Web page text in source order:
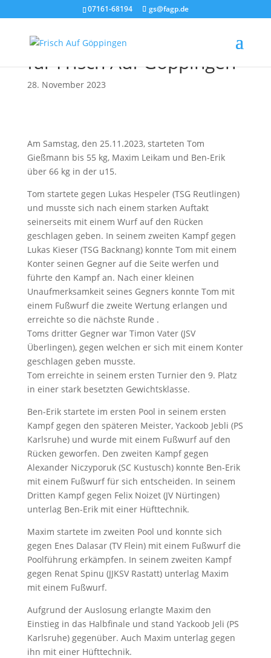
07161-68194 gs@fagp.de
Judo: Zwei Podestplätze
für Frisch Auf Göppingen
28. November 2023
Am Samstag, den 25.11.2023, starteten Tom
Gießmann bis 55 kg, Maxim Leikam und Ben-Erik
über 66 kg in der u15.
Tom startete gegen Lukas Hespeler (TSG Reutlingen)
und musste sich nach einem starken Auftakt
seinerseits mit einem Wurf auf den Rücken
geschlagen geben. In seinem zweiten Kampf gegen
Lukas Kieser (TSG Backnang) konnte Tom mit einem
Konter seinen Gegner auf die Seite werfen und
führte den Kampf an. Nach einer kleinen
Unaufmerksamkeit seines Gegners konnte Tom mit
einem Fußwurf die zweite Wertung erlangen und
erreichte so die nächste Runde .
Toms dritter Gegner war Timon Vater (JSV
Überlingen), gegen welchen er sich mit einem Konter
geschlagen geben musste.
Tom erreichte in seinem ersten Turnier den 9. Platz
in einer stark besetzten Gewichtsklasse.
Ben-Erik startete im ersten Pool in seinem ersten
Kampf gegen den späteren Meister, Yackoob Jebli (PS
Karlsruhe) und wurde mit einem Fußwurf auf den
Rücken geworfen. Den zweiten Kampf gegen
Alexander Niczyporuk (SC Kustusch) konnte Ben-Erik
mit einem Fußwurf für sich entscheiden. In seinem
Dritten Kampf gegen Felix Noizet (JV Nürtingen)
unterlag Ben-Erik mit einer Hüfttechnik.
Maxim startete im zweiten Pool und konnte sich
gegen Enes Dalasar (TV Flein) mit einem Fußwurf die
Poolführung erkämpfen. In seinem zweiten Kampf
gegen Renat Spinu (JJKSV Rastatt) unterlag Maxim
mit einem Fußwurf.
Aufgrund der Auslosung erlangte Maxim den
Einstieg in das Halbfinale und stand Yackoob Jeli (PS
Karlsruhe) gegenüber. Auch Maxim unterlag gegen
ihn mit einer Hüfttechnik.